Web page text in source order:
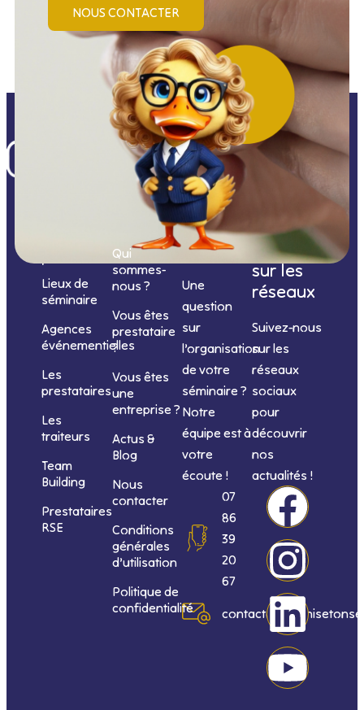
NOUS CONTACTER
prestations
Lieux de
séminaire
Agences
événementielles
Les
prestataires
Les
traiteurs
Team
Building
Prestataires
RSE
Informations
Qui
sommes-
nous ?
Vous êtes
prestataire
?
Vous êtes
une
entreprise ?
Actus &
Blog
Nous
contacter
Conditions
générales
d’utilisation
Politique de
confidentialité
Nous
contacter
Une
question
sur
l’organisation
de votre
séminaire ?
Notre
équipe est à
votre
écoute !
07
86
39
20
67
Nous
suivre
sur les
réseaux
Suivez-nous
sur les
réseaux
sociaux
pour
découvrir
nos
actualités !
F
a
c
e
b
I
n
s
t
a
L
i
n
k
e
Y
o
u
t
u